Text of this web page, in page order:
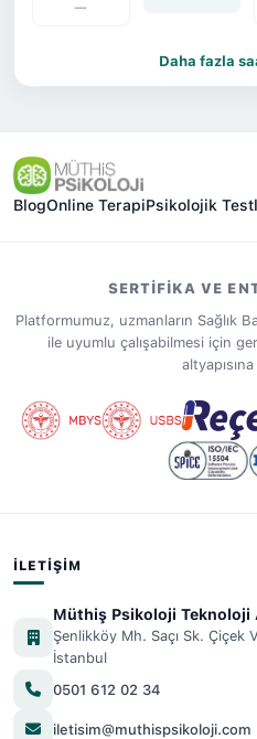
—
Daha fazla
BlogOnline TerapiPsikolojik
SERTIFIKA VE
Platformumuz, uzmanların Sağlık
ile uyumlu çalışabilmesi için
İLETIŞIM
Müthiş Psikoloji Teknoloji
Şenlikköy Mh. Saçı Sk. Çiçek
İstanbul
0501 612 02 34
iletisim@muthispsikoloji.com